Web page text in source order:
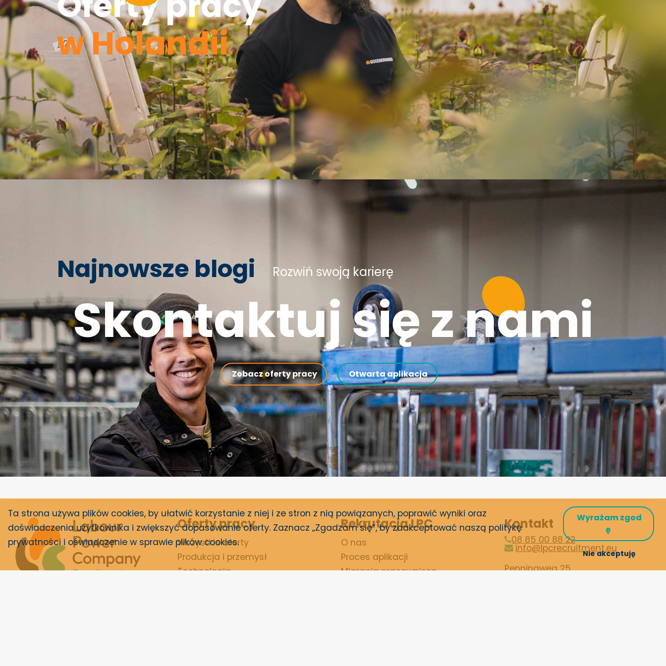
w Holandii
Najnowsze blogi
Ogólne Technologia Aktualności
Nie znaleziono wpisów na blogu..
Rozwiń swoją karierę
Skontaktuj się z nami
Zobacz oferty pracy Otwarta aplikacja
Oferty pracy
Wszystkie oferty
Produkcja i przemysł
Technologia
Rekrutacja LPC
O nas
Proces aplikacji
Migracja pracownicza
Kontakt
08 85 00 88 22
info@lpcrecruitment.eu
Penningweg 25
Ta strona używa plików cookies, by ułatwić korzystanie z niej i ze stron z nią powiązanych, poprawić wyniki oraz
doświadczenia użytkownika i zwiększyć dopasowanie oferty. Zaznacz „Zgadzam się”, by zaakceptować naszą politykę
prywatności i oświadczenie w sprawie plików cookies.
Wyrażam zgod
ę
Nie akceptuję